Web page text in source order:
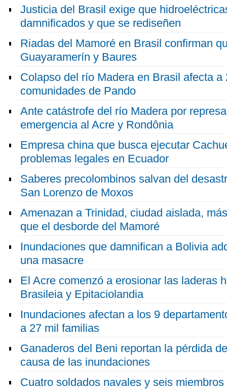
Justicia del Brasil exige que
damnificados y que se rediseñen
Riadas del Mamoré en Brasil confirman
Guayaramerín y Baures
Colapso del río Madera en Brasil afecta a
comunidades de Pando
Ante catástrofe del río Madera por
emergencia al Acre y Rondônia
Empresa china que busca ejecutar
problemas legales en Ecuador
Saberes precolombinos salvan del
San Lorenzo de Moxos
Amenazan a Trinidad, ciudad aislada,
que el desborde del Mamoré
Inundaciones que damnifican a Bolivia
una masacre
El Acre comenzó a erosionar las laderas
Brasileia y Epitaciolandia
Inundaciones afectan a los 9
a 27 mil familias
Ganaderos del Beni reportan la pérdida
causa de las inundaciones
Cuatro soldados navales y seis